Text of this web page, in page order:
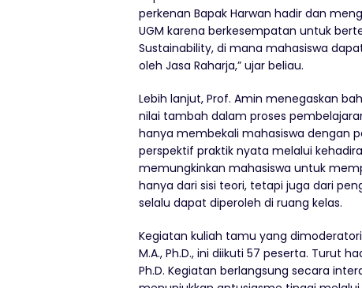
perkenan Bapak Harwan hadir dan
UGM karena berkesempatan untuk
Sustainability, di mana mahasiswa
oleh Jasa Raharja,” ujar beliau.
Lebih lanjut, Prof. Amin menegaskan
nilai tambah dalam proses
hanya membekali mahasiswa dengan
perspektif praktik nyata melalui
memungkinkan mahasiswa untuk
hanya dari sisi teori, tetapi juga dari
selalu dapat diperoleh di ruang kelas.
Kegiatan kuliah tamu yang dimoderatori
M.A., Ph.D., ini diikuti 57 peserta. Turut
Ph.D. Kegiatan berlangsung secara